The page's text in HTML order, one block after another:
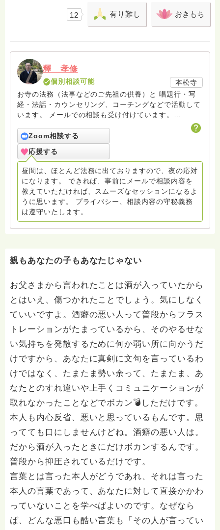
12 有り難し おきもち
釋 孝修
個別相談可能
本松寺
お寺の法務（法事などのご先祖の供養）と 唱題行・写
経・法話・カウンセリング、コーチングなどで活動して
います。 メールでの相談も受け付けています。
hasunohaの回答後のフォローアップはメールで致して
おりますので、メールでお問い合わせください。また面
接でのカウンセリングセラピーをご希望の方もメールで
連絡をお願いします。
amrita.offcourse@docomo.ne.jp へどうぞ。
Zoom相談する
応援する
昼間は、ほとんど法務に出ておりますので、夜の応対
になります。 できれば、事前にメールで相談内容を
教えていただければ、スムーズなセッションになるよ
うに思います。 プライバシー、相談内容の守秘義務
は遵守いたします。
親もあなたの子もあなたじゃない
お父さまから言われたことは酒が入っていたから
とはいえ、傷つかれたことでしょう。気にしなく
ていいですよ。酒癖の悪い人って普段からフラス
トレーションがたまっているから、そのやるせな
い気持ちを発散するために何か弱い所に向かうだ
けですから、あなたに真剣に文句を言っているわ
けではなく、たまたま勢い余って、たまたま、あ
なたとのすれ違いや上手くコミュニケーションが
取れなかったことなどでボカン💣しただけです。
本人も内心反省、悪いと思っているもんです。思
ってても口にしませんけどね。酒癖の悪い人は。
だから酒が入ったときにだけボカンするんです。
普段から抑圧されているだけです。
言葉とは言った本人がどうであれ、それは言った
本人の言葉であって、あなたに対して直接かかわ
っていないことを学べばよいのです。なぜなら
ば、どんな悪口も酷い言葉も「その人が言ってい